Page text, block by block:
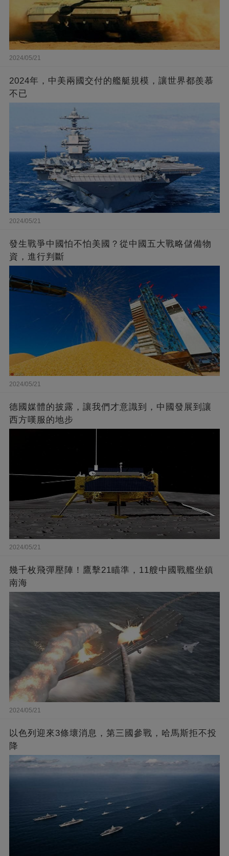
2024/05/21
2024年，中美兩國交付的艦艇規模，讓世界都羨慕
不已
2024/05/21
發生戰爭中國怕不怕美國？從中國五大戰略儲備物
資，進行判斷
2024/05/21
德國媒體的披露，讓我們才意識到，中國發展到讓
西方嘆服的地步
2024/05/21
幾千枚飛彈壓陣！鷹擊21瞄準，11艘中國戰艦坐鎮
南海
2024/05/21
以色列迎來3條壞消息，第三國參戰，哈馬斯拒不投
降